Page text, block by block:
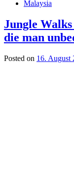
Malaysia
Jungle
die man
Posted on 16. August